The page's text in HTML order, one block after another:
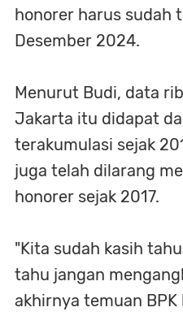
honorer harus sudah
Desember 2024.
Menurut Budi, data
Jakarta itu didapat
terakumulasi sejak
juga telah dilarang
honorer sejak 2017.
"Kita sudah kasih
tahu jangan
akhirnya temuan BPK